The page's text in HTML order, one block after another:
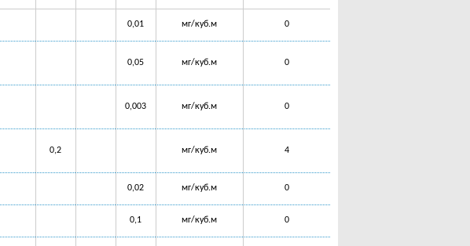
0,01 мг/куб.м 0
0,05 мг/куб.м 0
0,003 мг/куб.м 0
0,2 мг/куб.м 4
0,02 мг/куб.м 0
0,1 мг/куб.м 0